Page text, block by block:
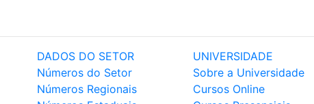
DADOS DO SETOR
Números do Setor
Números Regionais
UNIVERSIDADE
Sobre a Universidade
Cursos Online